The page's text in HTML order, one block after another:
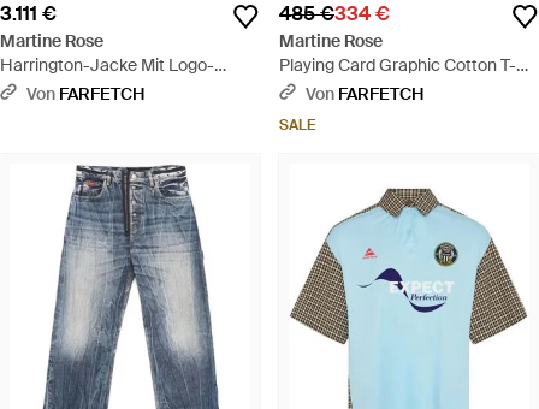
3.111 €
Martine Rose
Harrington-Jacke Mit Logo-
Stickerei - Rot
Von FARFETCH
485 €334 €
Martine Rose
Playing Card Graphic Cotton T-
Shirt With Crew Neck - Weiß
Von FARFETCH
SALE